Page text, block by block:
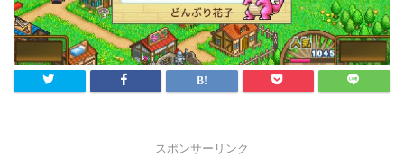
スポンサーリンク